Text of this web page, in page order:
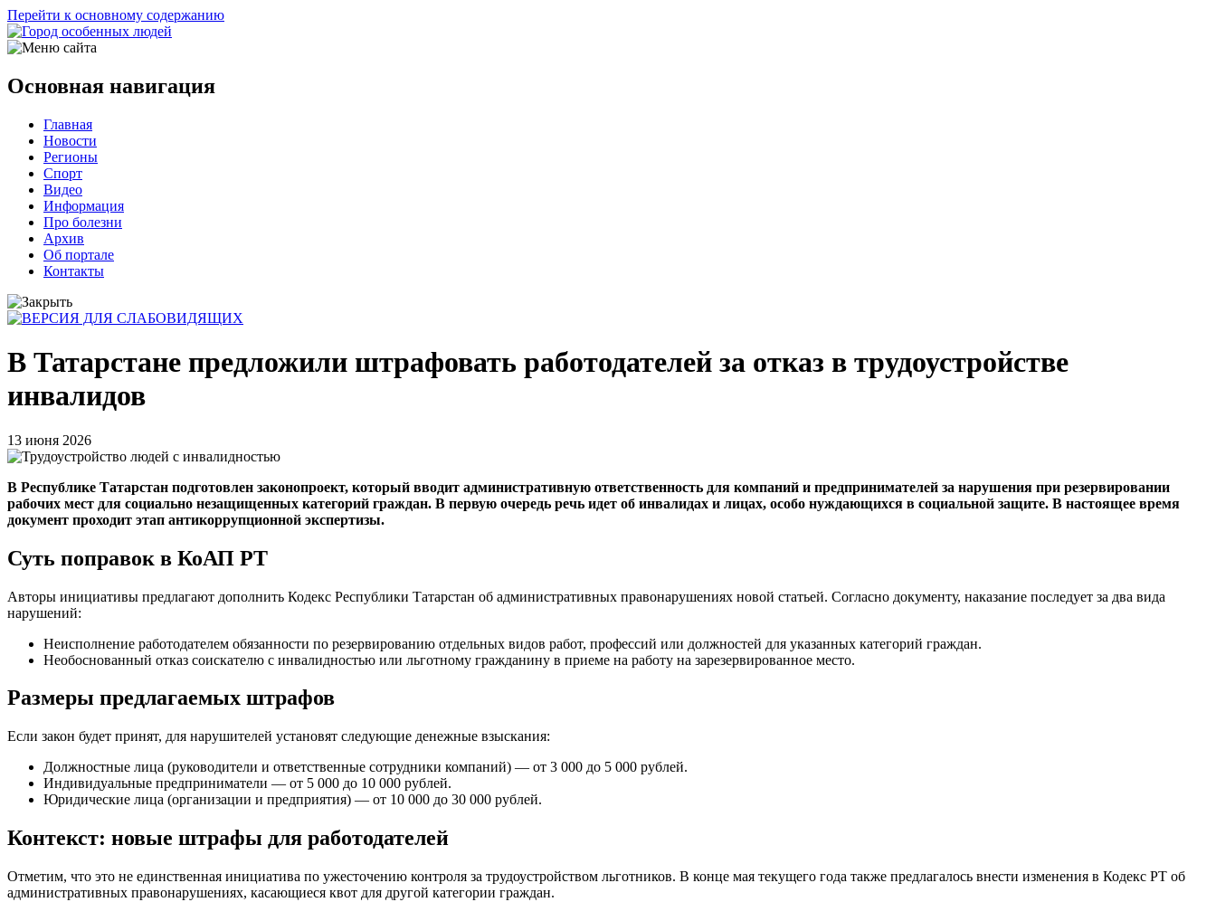
Перейти к основному содержанию
Основная навигация
Главная
Новости
Регионы
Спорт
Видео
Информация
Про болезни
Архив
Об портале
Контакты
В Татарстане предложили штрафовать работодателей за отказ в трудоустройстве
инвалидов
13 июня 2026
В Республике Татарстан подготовлен законопроект, который вводит административную ответственность для компаний и предпринимателей за нарушения при резервировании
рабочих мест для социально незащищенных категорий граждан. В первую очередь речь идет об инвалидах и лицах, особо нуждающихся в социальной защите. В настоящее время
документ проходит этап антикоррупционной экспертизы.
Суть поправок в КоАП РТ
Авторы инициативы предлагают дополнить Кодекс Республики Татарстан об административных правонарушениях новой статьей. Согласно документу, наказание последует за два вида
нарушений:
Неисполнение работодателем обязанности по резервированию отдельных видов работ, профессий или должностей для указанных категорий граждан.
Необоснованный отказ соискателю с инвалидностью или льготному гражданину в приеме на работу на зарезервированное место.
Размеры предлагаемых штрафов
Если закон будет принят, для нарушителей установят следующие денежные взыскания:
Должностные лица (руководители и ответственные сотрудники компаний) — от 3 000 до 5 000 рублей.
Индивидуальные предприниматели — от 5 000 до 10 000 рублей.
Юридические лица (организации и предприятия) — от 10 000 до 30 000 рублей.
Контекст: новые штрафы для работодателей
Отметим, что это не единственная инициатива по ужесточению контроля за трудоустройством льготников. В конце мая текущего года также предлагалось внести изменения в Кодекс РТ об
административных правонарушениях, касающиеся квот для другой категории граждан.